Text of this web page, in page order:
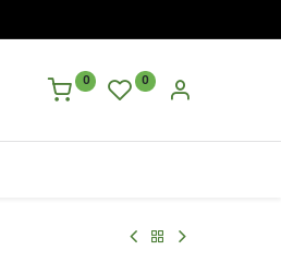
0 0